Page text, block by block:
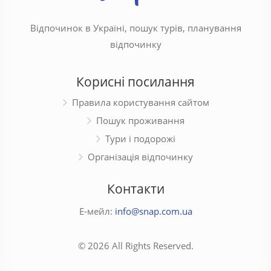
Відпочинок в Україні, пошук турів, планування
відпочинку
Корисні посилання
Правила користування сайтом
Пошук проживання
Тури і подорожі
Організація відпочинку
Контакти
Е-мейл: info@snap.com.ua
© 2026 All Rights Reserved.